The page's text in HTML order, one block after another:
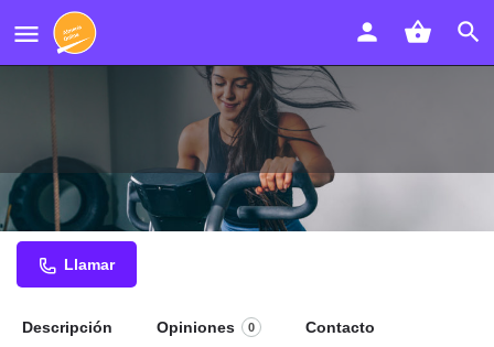
Collado Dental
Llamar
Descripción Opiniones 0 Contacto